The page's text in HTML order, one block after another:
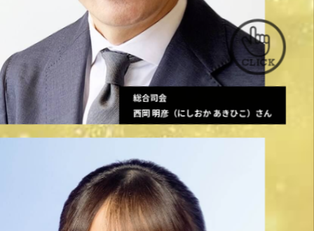
総合司会
西岡 明彦（にしおか あきひこ）さん